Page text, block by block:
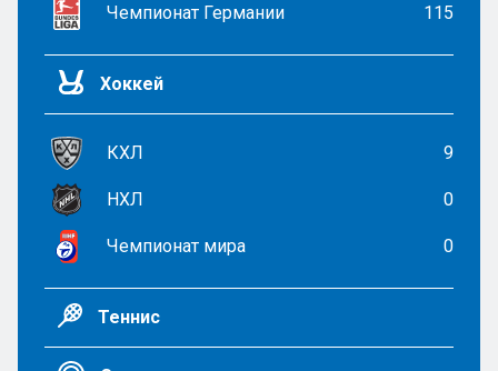
Чемпионат Германии 115
Хоккей
КХЛ 9
НХЛ 0
Чемпионат мира 0
Теннис